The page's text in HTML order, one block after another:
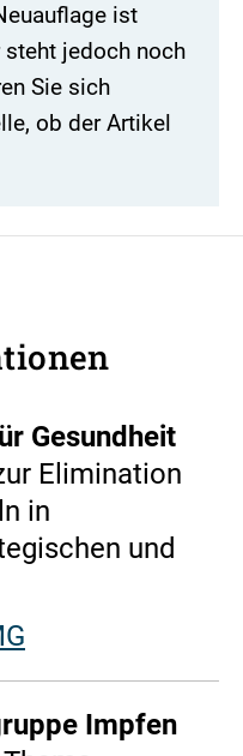
ist
jedoch noch
Sie sich
ob der Artikel
Gesundheit
Elimination
in
und
Impfen